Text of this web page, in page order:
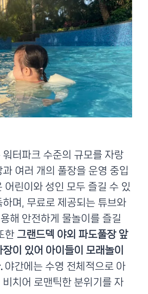
터파크 수준의 규모를 자랑
여러 개의 풀장을 운영 중입
어린이와 성인 모두 즐길 수 있
며, 무료로 제공되는 튜브와
해 안전하게 물놀이를 즐길
한 그랜드덱 야외 파도풀장 앞
이 있어 아이들이 모래놀이
야간에는 수영 전체적으로 아
치어 로맨틱한 분위기를 자